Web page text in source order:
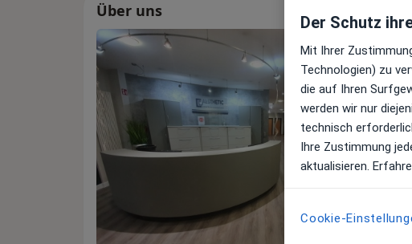
Über uns
Der Schutz
Mit Ihrer
Technologien) zu
die auf Ihren
werden wir nur
technisch
Ihre Zustimmung
aktualisieren.
Cookie-